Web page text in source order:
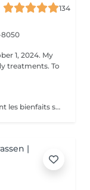
134
8050
1, 2024. My
treatments. To
La cryothérapie propose un effet antiâge dont les bienfaits sont particulièrement tangibles: Raffermissement des tissus Réduction des rides Effacement du double menton